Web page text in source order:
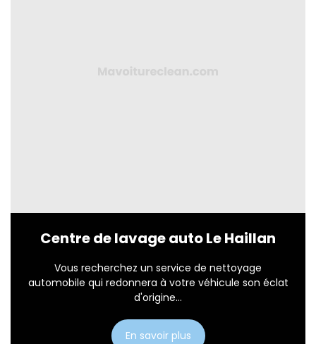
Centre de lavage auto Le Haillan
Vous recherchez un service de nettoyage
automobile qui redonnera à votre véhicule son éclat
d'origine...
En savoir plus